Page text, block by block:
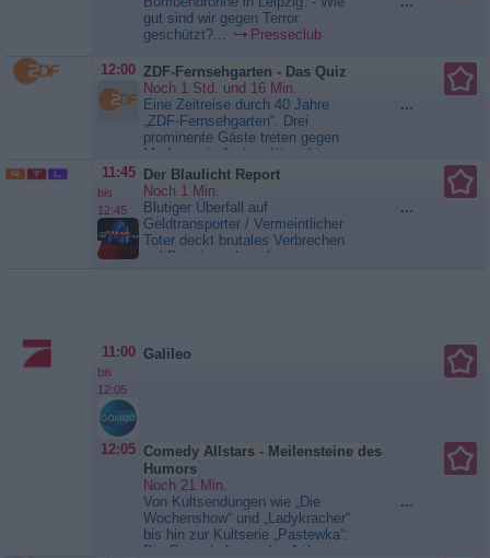
gut sind wir gegen Terror
geschützt?...
Presseclub
12:00 ZDF-Fernsehgarten - Das Quiz
Noch 1 Std. und 16 Min.
Eine Zeitreise durch 40 Jahre
„ZDF-Fernsehgarten“. Drei
prominente Gäste treten gegen
Moderatorin Andrea Kiewel in
sieben Quizrunden an. Spielleiter
ist Joachim Llambi. Gäste der
Sendung: Lutz van der Horst,
Janine Kunze, Vincent Gross und
die Goldisch Meenzer...
ZDF-
Fernsehgarten - Das Quiz
...
11:45
bis
12:45
Der Blaulicht Report
Noch 1 Min.
Blutiger Überfall auf
Geldtransporter / Vermeintlicher
Toter deckt brutales Verbrechen
auf Bei einem brutalen
einen dramatischen Notruf aus
...
11:00
bis
12:05
Galileo
12:05 Comedy Allstars - Meilensteine des
Humors
Noch 21 Min.
Von Kultsendungen wie „Die
Wochenshow“ und „Ladykracher“
bis hin zur Kultserie „Pastewka“:
Die Comedy-Legenden Anke
...